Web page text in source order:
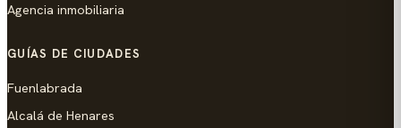
Agencia inmobiliaria
GUÍAS DE CIUDADES
Fuenlabrada
Alcalá de Henares